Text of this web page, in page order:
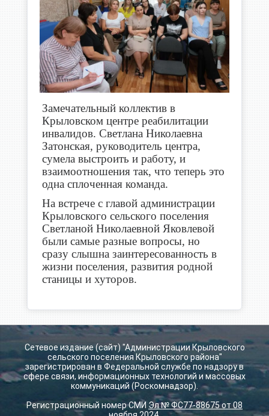
Замечательный коллектив в
Крыловском центре реабилитации
инвалидов. Светлана Николаевна
Затонская, руководитель центра,
сумела выстроить и работу, и
взаимоотношения так, что теперь это
одна сплоченная команда.
На встрече с главой администрации
Крыловского сельского поселения
Светланой Николаевной Яковлевой
были самые разные вопросы, но
сразу слышна заинтересованность в
жизни поселения, развития родной
станицы и хуторов.
Сетевое издание (сайт) "Администрации Крыловского
сельского поселения Крыловского района"
зарегистрирован в Федеральной службе по надзору в
сфере связи, информационных технологий и массовых
коммуникаций (Роскомнадзор).
Регистрационный номер СМИ Эл № ФС77-88675 от 08